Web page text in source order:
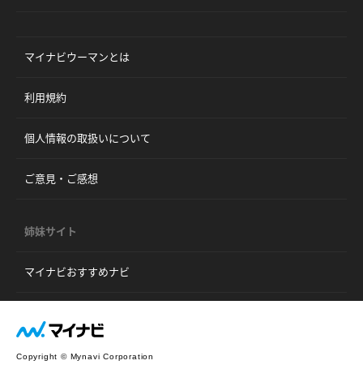
マイナビウーマンとは
利用規約
個人情報の取扱いについて
ご意見・ご感想
姉妹サイト
マイナビおすすめナビ
Copyright © Mynavi Corporation